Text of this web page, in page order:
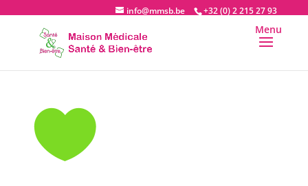
+32 (0) 2 215 27 93
info@mmsb.be
